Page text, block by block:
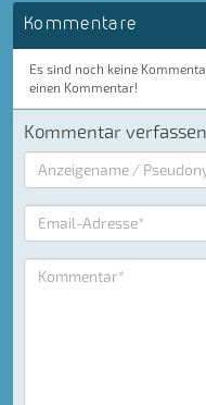
Kommentare
Es sind noch keine
einen Kommentar!
Kommentar verfassen